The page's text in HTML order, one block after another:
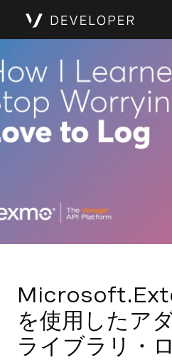
を使用したア
ライブラリ・